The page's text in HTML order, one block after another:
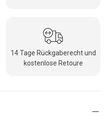
14 Tage Rückgaberecht und
kostenlose Retoure